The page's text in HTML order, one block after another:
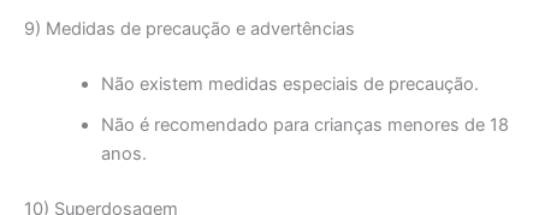
9) Medidas de precaução e advertências
Não existem medidas especiais de precaução.
Não é recomendado para crianças menores de 18
anos.
10) Superdosagem